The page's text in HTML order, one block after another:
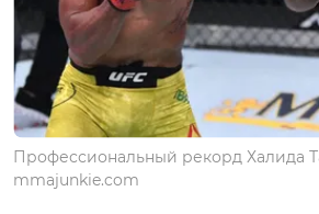
Профессиональный рекорд Халида
mmajunkie.com